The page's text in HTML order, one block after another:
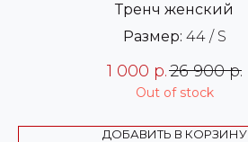
Тренч женский
Размер: 44 / S
1 000 р.26 900 р.
Out of stock
ДОБАВИТЬ В КОРЗИНУ